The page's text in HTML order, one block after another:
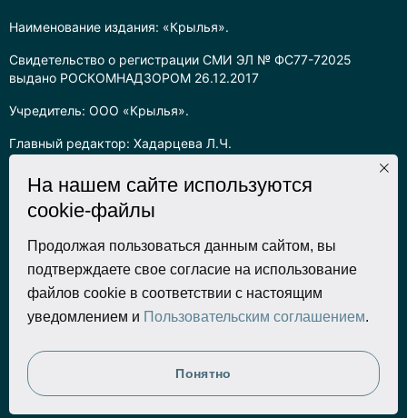
Наименование издания: «Крылья».
Свидетельство о регистрации СМИ ЭЛ № ФС77-72025
выдано РОСКОМНАДЗОРОМ 26.12.2017
Учредитель: ООО «Крылья».
Главный редактор: Хадарцева Л.Ч.
Информация на сайте предназначена для лиц старше 16 лет.
Все права на любые материалы, опубликованные на сайте,
об интеллектуальной собственности. Любое использование
текстовых, фото, аудио и видеоматериалов возможно только
с согласия правообладателя (ООО «Крылья») и при строгом
наличии ссылки на ресурс. Для сетевых ресурсов –
гиперссылка.
Разработка сайта
На нашем сайте используются
cookie-файлы
Продолжая пользоваться данным сайтом, вы
подтверждаете свое согласие на использование
файлов cookie в соответствии с настоящим
уведомлением и Пользовательским соглашением.
Понятно